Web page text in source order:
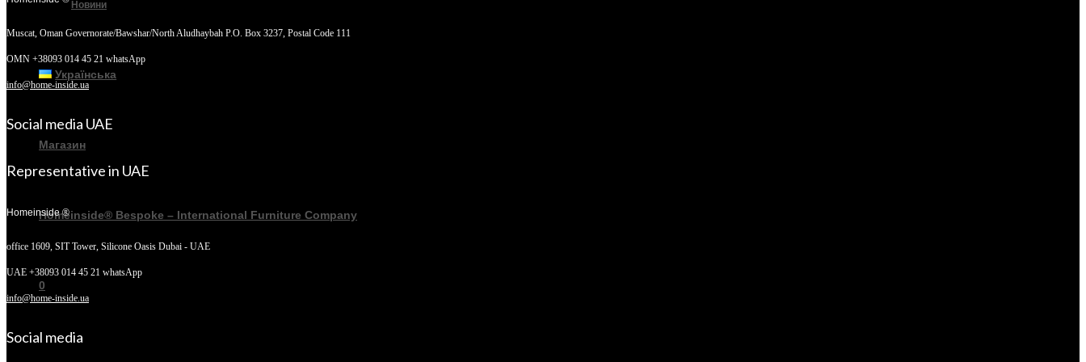
Новини
Українська
Магазин
Homeinside® Bespoke – International Furniture Company
0
Muscat, Oman Governorate/Bawshar/North Aludhaybah P.O. Box 3237, Postal Code 111
OMN +38093 014 45 21 whatsApp
info@home-inside.ua
Social media UAE
Representative in UAE
Homeinside ®
office 1609, SIT Tower, Silicone Oasis Dubai - UAE
UAE +38093 014 45 21 whatsApp
info@home-inside.ua
Social media